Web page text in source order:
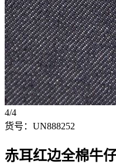
4/4
货号：UN888252
赤耳红边全棉牛